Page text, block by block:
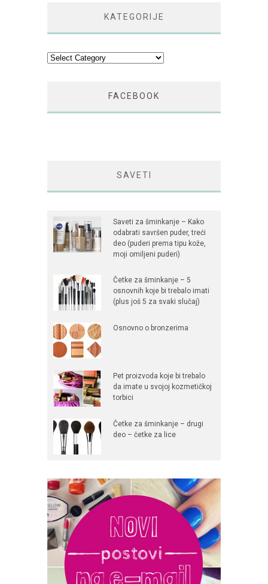
KATEGORIJE
Kategorije
FACEBOOK
SAVETI
Saveti za šminkanje – Kako
odabrati savršen puder, treći
deo (puderi prema tipu kože,
moji omiljeni puderi)
Četke za šminkanje – 5
osnovnih koje bi trebalo imati
(plus još 5 za svaki slučaj)
Osnovno o bronzerima
Pet proizvoda koje bi trebalo
da imate u svojoj kozmetičkoj
torbici
Četke za šminkanje – drugi
deo – četke za lice